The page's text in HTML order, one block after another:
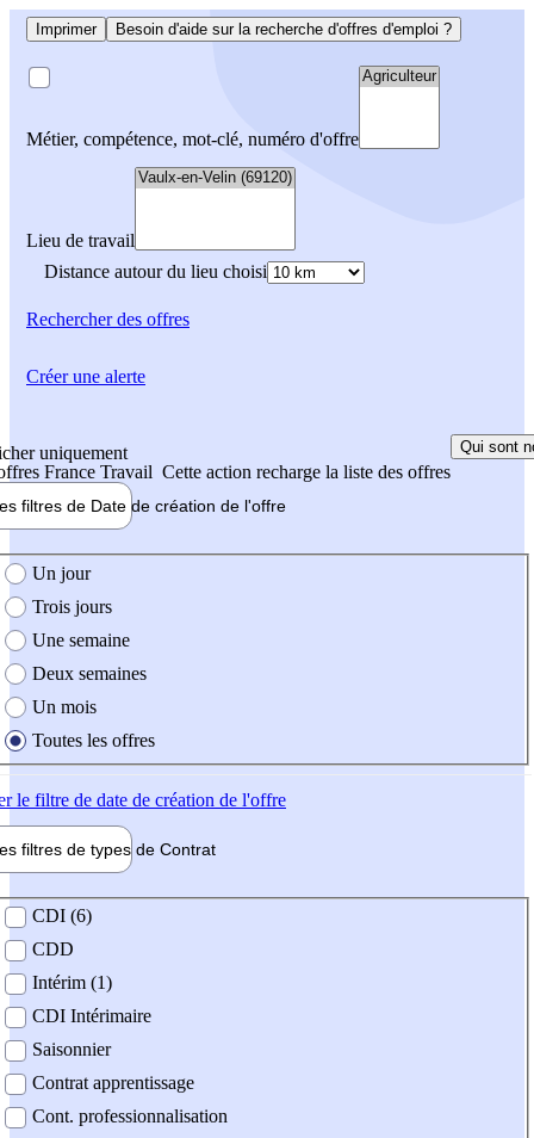
Imprimer Besoin d'aide sur la recherche d'offres d'emploi ?
Métier, compétence, mot-clé, numéro d'offre
Lieu de travail
Distance autour du lieu choisi
Rechercherdes offres
uniquement
France Travail Cette action recharge la liste des offres
Qui sont
filtres de Date de création de l'offre
création de l'offre
Un jour
Trois jours
Une semaine
Deux semaines
Un mois
Toutes les offres
le filtre de date de création de l'offre
filtres de types de Contrat
contrat
CDI (6)
CDD
Intérim (1)
CDI Intérimaire
Saisonnier
Contrat apprentissage
Cont. professionnalisation
Créer une alerte